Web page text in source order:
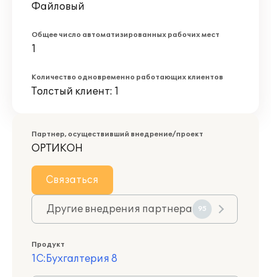
Файловый
Общее число автоматизированных рабочих мест
1
Количество одновременно работающих клиентов
Толстый клиент: 1
Партнер, осуществивший внедрение/проект
ОРТИКОН
Связаться
Другие внедрения партнера 95
Продукт
1С:Бухгалтерия 8